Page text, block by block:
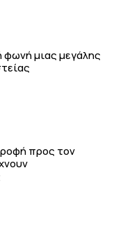
φωνή μιας μεγάλης
προς τον